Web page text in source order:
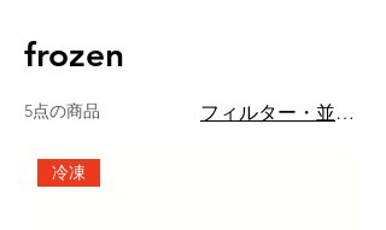
frozen
5点の商品 フィルター・並び替え
冷凍